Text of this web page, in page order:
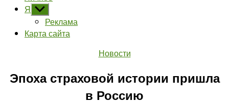
Я Показывать
подменю
Реклама
Карта сайта
Рубрики
Новости
Эпоха страховой истории пришла
в Россию